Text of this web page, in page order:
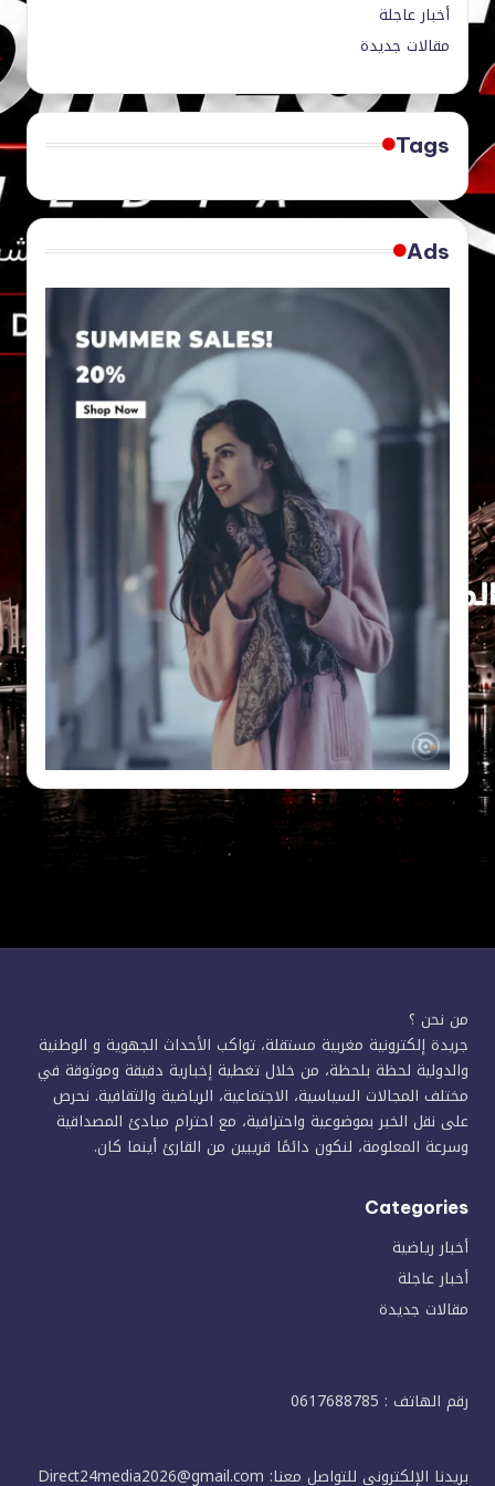
أخبار عاجلة
مقالات جديدة
Tags
Ads
من نحن ؟
جريدة إلكترونية مغربية مستقلة، تواكب الأحداث الجهوية و الوطنية
والدولية لحظة بلحظة، من خلال تغطية إخبارية دقيقة وموثوقة في
مختلف المجالات السياسية، الاجتماعية، الرياضية والثقافية. نحرص
على نقل الخبر بموضوعية واحترافية، مع احترام مبادئ المصداقية
وسرعة المعلومة، لنكون دائمًا قريبين من القارئ أينما كان.
Categories
أخبار رياضية
أخبار عاجلة
مقالات جديدة
رقم الهاتف : 0617688785
بريدنا الإلكتروني للتواصل معنا: Direct24media2026@gmail.com